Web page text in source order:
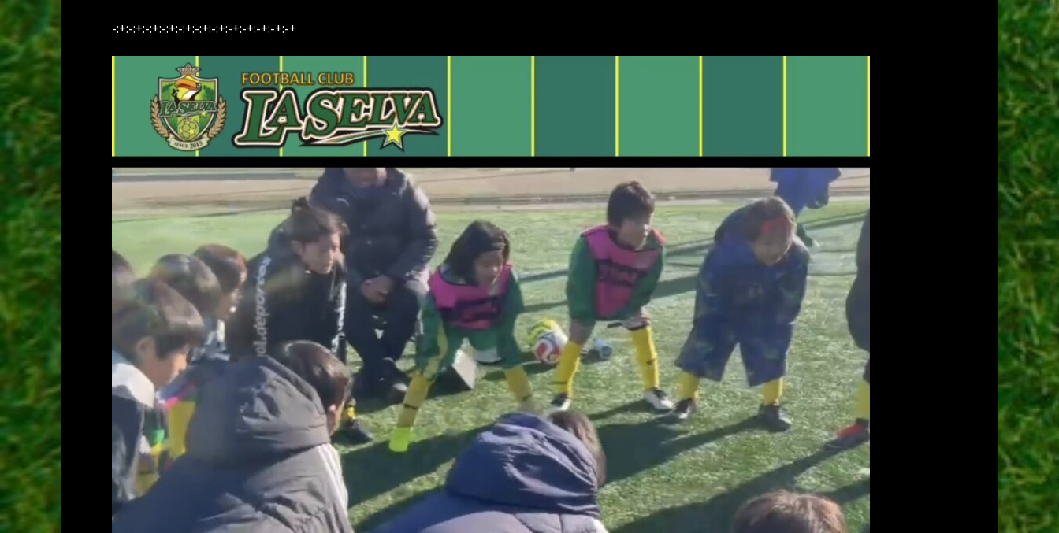
-:+:-:+:-:+:-:+:-:+:-:+:-:+:-+:-+:-+:-+:-+